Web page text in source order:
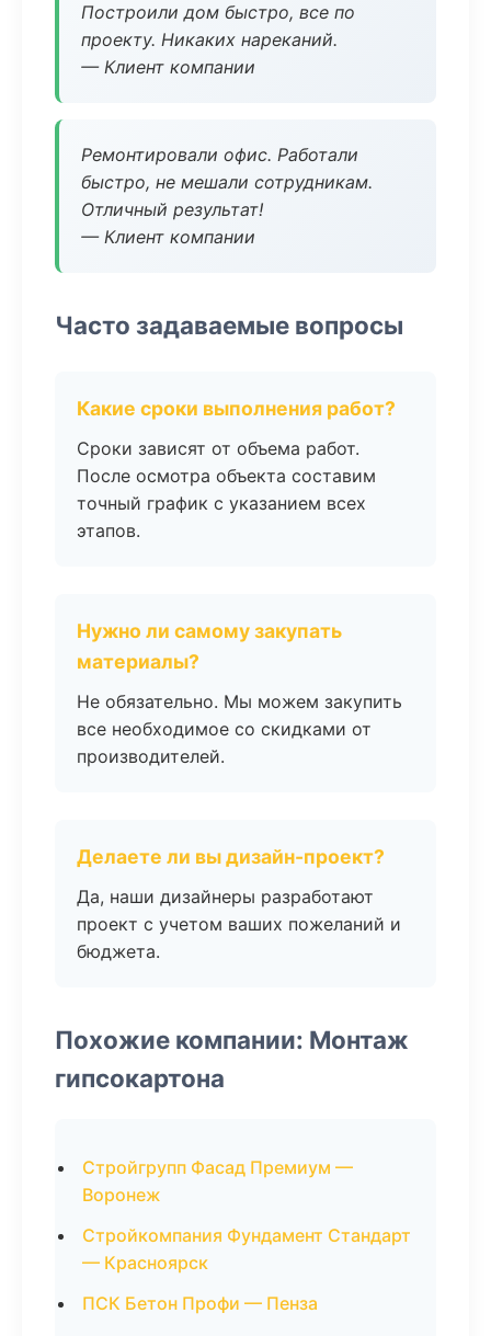
Построили дом быстро, все по
проекту. Никаких нареканий.
— Клиент компании
Ремонтировали офис. Работали
быстро, не мешали сотрудникам.
Отличный результат!
— Клиент компании
Часто задаваемые вопросы
Какие сроки выполнения работ?
Сроки зависят от объема работ.
После осмотра объекта составим
точный график с указанием всех
этапов.
Нужно ли самому закупать
материалы?
Не обязательно. Мы можем закупить
все необходимое со скидками от
производителей.
Делаете ли вы дизайн-проект?
Да, наши дизайнеры разработают
проект с учетом ваших пожеланий и
бюджета.
Похожие компании: Монтаж
гипсокартона
Стройгрупп Фасад Премиум —
Воронеж
Стройкомпания Фундамент Стандарт
— Красноярск
ПСК Бетон Профи — Пенза